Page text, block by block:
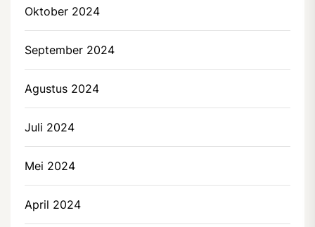
Oktober 2024
September 2024
Agustus 2024
Juli 2024
Mei 2024
April 2024